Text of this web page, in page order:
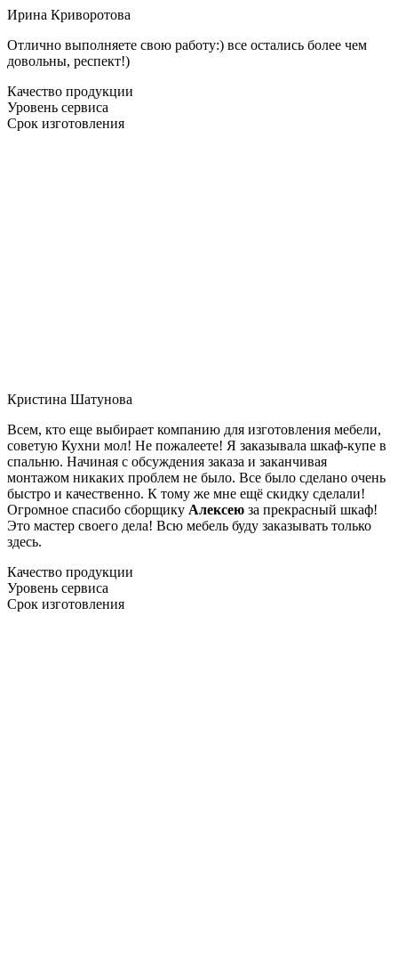
Ирина Криворотова
Отлично выполняете свою работу:) все остались более чем
довольны, респект!)
Качество продукции
Уровень сервиса
Срок изготовления
Кристина Шатунова
Всем, кто еще выбирает компанию для изготовления мебели,
советую Кухни мол! Не пожалеете! Я заказывала шкаф-купе в
спальню. Начиная с обсуждения заказа и заканчивая
монтажом никаких проблем не было. Все было сделано очень
быстро и качественно. К тому же мне ещё скидку сделали!
Огромное спасибо сборщику Алексею за прекрасный шкаф!
Это мастер своего дела! Всю мебель буду заказывать только
здесь.
Качество продукции
Уровень сервиса
Срок изготовления